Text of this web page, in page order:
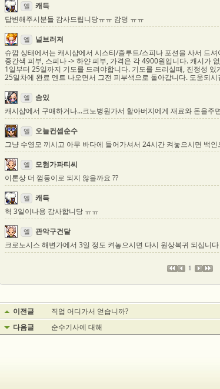
엘 캐득
답변해주시분들 감사드립니당ㅠㅠ 감덩 ㅠㅠ
엘 널브러져
슈깜 상태에서는 캐시샵에서 시스티/즐루트/스피나 포션을 사서 드
중간색 피부, 스피나 -> 하얀 피부, 가격은 각 4900원입니다. 캐시가
1일부터 25일까지 기도를 드려야합니다. 기도를 드리실때, 진정성
25일차에 완료 멘트 나오면서 그전 피부색으로 돌아갑니다. 도움되시
엘 솜있
캐시샵에서 구매하거나...크노병원가서 할아버지에게 재료와 돈을주
엘 오늘컨셉순수
그냥 수영모 끼시고 아무 바다에 들어가셔서 24시간 켜놓으시면 백
엘 모험가파티씨
이론상 더 껌둥이로 되지 않을까요 ??
엘 캐득
헉 3일이나용 감사합니당 ㅠㅠ
엘 관악구건달
크로노시스 해변가에서 3일 정도 켜놓으시면 다시 원상복귀 되십니
1
이전글 직업 어디가서 얻습니까?
다음글 순수기사에 대해